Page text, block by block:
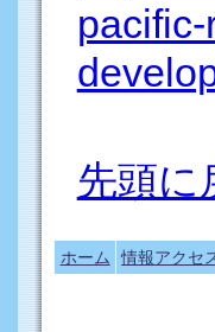
先頭に
ホーム 情報アクセ